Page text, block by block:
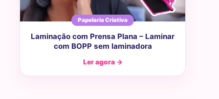
Papelaria Criativa
Laminação com Prensa Plana – Laminar
com BOPP sem laminadora
Ler agora →